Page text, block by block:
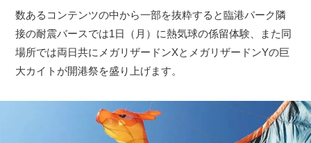
数あるコンテンツの中から一部を抜粋すると臨港パーク隣
接の耐震バースでは1日（月）に熱気球の係留体験、また同
場所では両日共にメガリザードンXとメガリザードンYの巨
大カイトが開港祭を盛り上げます。